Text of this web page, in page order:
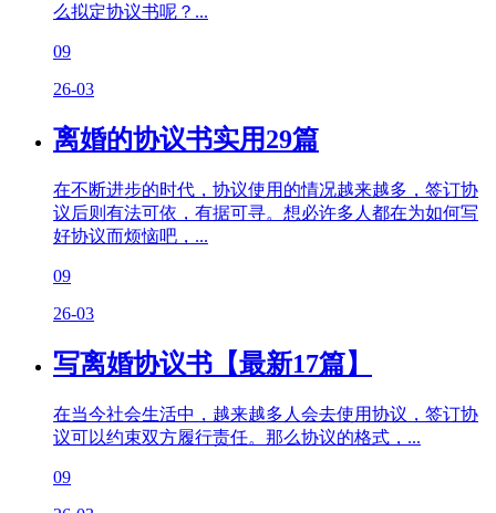
么拟定协议书呢？...
09
26-03
离婚的协议书实用29篇
在不断进步的时代，协议使用的情况越来越多，签订协
议后则有法可依，有据可寻。想必许多人都在为如何写
好协议而烦恼吧，...
09
26-03
写离婚协议书【最新17篇】
在当今社会生活中，越来越多人会去使用协议，签订协
议可以约束双方履行责任。那么协议的格式，...
09